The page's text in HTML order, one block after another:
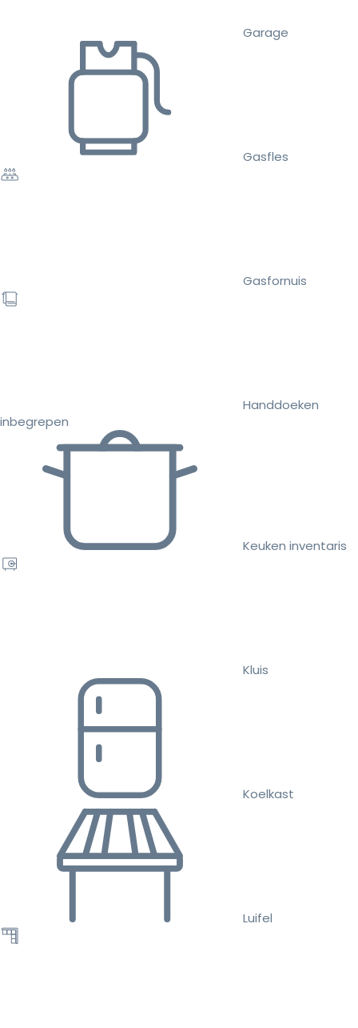
Garage
Gasfles
Gasfornuis
Handdoeken
inbegrepen
Keuken inventaris
Kluis
Koelkast
Luifel